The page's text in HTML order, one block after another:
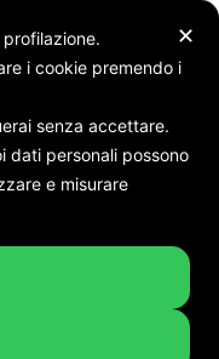
di
✕
i cookie premendo i
senza accettare.
dati personali possono
e misurare